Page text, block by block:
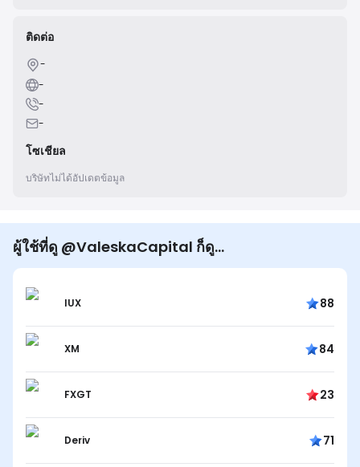
ติดต่อ
-
-
-
-
โซเชียล
บริษัทไม่ได้อัปเดตข้อมูล
ผู้ใช้ที่ดู @ValeskaCapital ก็ดู...
IUX 88
XM 84
FXGT 23
Deriv 71